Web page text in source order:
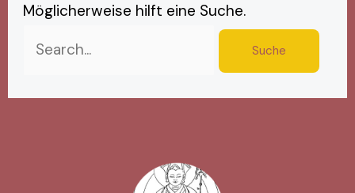
Möglicherweise hilft eine Suche.